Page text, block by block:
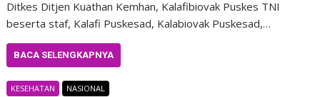
Ditkes Ditjen Kuathan Kemhan, Kalafibiovak Puskes TNI
beserta staf, Kalafi Puskesad, Kalabiovak Puskesad,…
BACA SELENGKAPNYA
KESEHATAN NASIONAL